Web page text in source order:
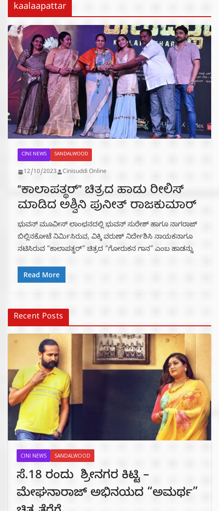
kaalaapattar
CINI NEWS SANDALWOOD
12/10/2023 Cinisuddi Online
“ಕಾಲಾಪತ್ಥರ್” ಚಿತ್ರದ ಹಾಡು ರೀಲಿಸ್
ಮಾಡಿದ ಅಶ್ವಿನಿ ಪುನೀತ್ ರಾಜಕುಮಾರ್
ಭುವನ್ ಮೂವೀಸ್ ಲಾಂಛನದಲ್ಲಿ ಭುವನ್ ಸುರೇಶ್ ಹಾಗೂ ನಾಗರಾಜ್
ಬಿಲ್ಲಿನಕೋಟೆ ನಿರ್ಮಿಸಿರುವ, ವಿಕ್ಕಿ ವರುಣ್ ನಿರ್ದೇಶಿಸಿ ನಾಯಕನಾಗೂ
ನಟಿಸಿರುವ “ಕಾಲಾಪತ್ಥರ್” ಚಿತ್ರದ “ಗೋರುಕನ ಗಾನ” ಎಂಬ ಹಾಡನ್ನು
Read More
Recent Posts
CINI NEWS SANDALWOOD
ಸೆ.18 ರಂದು ಶ್ರೀನಗರ ಕಿಟ್ಟಿ –
ಮೇಘನಾರಾಜ್ ಅಭಿನಯದ “ಅಮರ್ಥ”